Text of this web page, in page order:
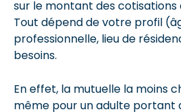
sur le montant des cotisations
Tout dépend de votre profil
professionnelle, lieu de
besoins.
En effet, la mutuelle la moins
même pour un adulte portant